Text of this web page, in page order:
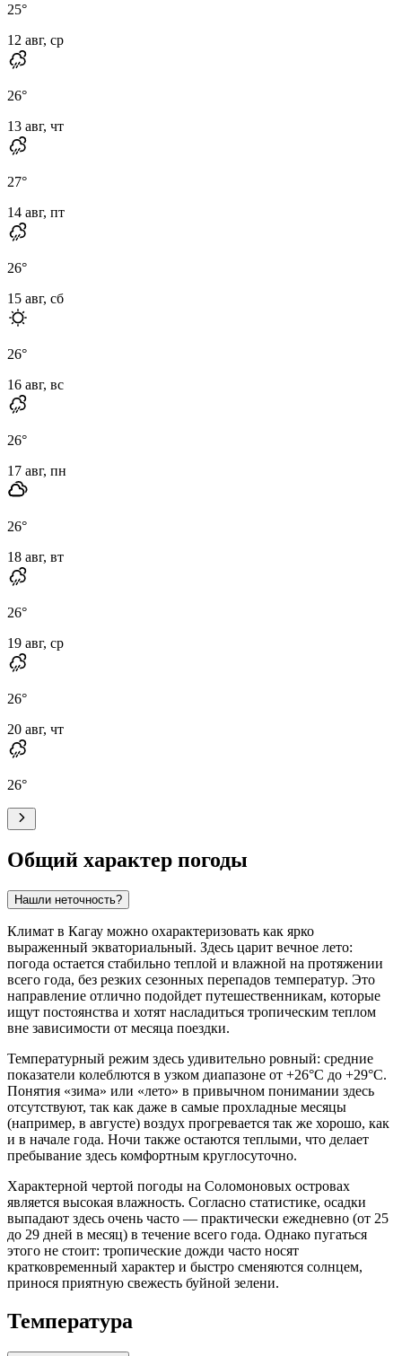
25°
12 авг, ср
26°
13 авг, чт
27°
14 авг, пт
26°
15 авг, сб
26°
16 авг, вс
26°
17 авг, пн
26°
18 авг, вт
26°
19 авг, ср
26°
20 авг, чт
26°
Общий характер погоды
Нашли неточность?
Климат в Кагау можно охарактеризовать как ярко
выраженный экваториальный. Здесь царит вечное лето:
погода остается стабильно теплой и влажной на протяжении
всего года, без резких сезонных перепадов температур. Это
направление отлично подойдет путешественникам, которые
ищут постоянства и хотят насладиться тропическим теплом
вне зависимости от месяца поездки.
Температурный режим здесь удивительно ровный: средние
показатели колеблются в узком диапазоне от +26°C до +29°C.
Понятия «зима» или «лето» в привычном понимании здесь
отсутствуют, так как даже в самые прохладные месяцы
(например, в августе) воздух прогревается так же хорошо, как
и в начале года. Ночи также остаются теплыми, что делает
пребывание здесь комфортным круглосуточно.
Характерной чертой погоды на Соломоновых островах
является высокая влажность. Согласно статистике, осадки
выпадают здесь очень часто — практически ежедневно (от 25
до 29 дней в месяц) в течение всего года. Однако пугаться
этого не стоит: тропические дожди часто носят
кратковременный характер и быстро сменяются солнцем,
принося приятную свежесть буйной зелени.
Температура